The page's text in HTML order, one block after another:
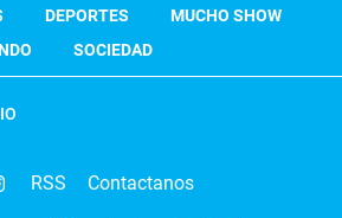
DEPORTES
MUCHO SHOW
SOCIEDAD
RSS Contactanos